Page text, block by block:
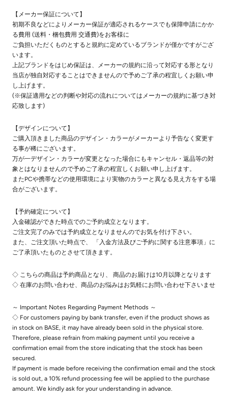
【メーカー保証について】
初期不良などによりメーカー保証が適応されるケースでも保障申請にかか
る費用 (送料・梱包費用 交通費)をお客様に
ご負担いただくものとすると規約に定めているブランドが僅かですがござ
います。
上記ブランドをはじめ保証は、メーカーの規約に沿って対応する形となり
当店が独自対応することはできませんので予めご了承の程宜しくお願い申
し上げます。
(※保証適用などの判断や対応の流れについてはメーカーの規約に基づき対
応致します)
【デザインについて】
ご購入頂きました商品のデザイン・カラーがメーカーより予告なく変更す
る事が稀にございます。
万が一デザイン・カラーが変更となった場合にもキャンセル・返品等の対
象とはなりませんので予めご了承の程宜しくお願い申し上げます。
またPCや携帯などの使用環境により実物のカラーと異なる見え方をする場
合がございます。
【予約確定について】
入金確認ができた時点でのご予約成立となります。
ご注文完了のみでは予約成立となりませんのでお気を付け下さい。
また、ご注文頂いた時点で、 「入金方法及びご予約に関する注意事項」に
ご了承頂いたものとさせて頂きます。
◇ こちらの商品は予約商品となり、 商品のお届けは10月以降となります
◇ 在庫のお問い合わせ、商品のお悩みはお気軽にお問い合わせ下さいませ
～ Important Notes Regarding Payment Methods ～
◇ For customers paying by bank transfer, even if the product shows as
in stock on BASE, it may have already been sold in the physical store.
Therefore, please refrain from making payment until you receive a
confirmation email from the store indicating that the stock has been
secured.
If payment is made before receiving the confirmation email and the stock
is sold out, a 10% refund processing fee will be applied to the purchase
amount. We kindly ask for your understanding in advance.